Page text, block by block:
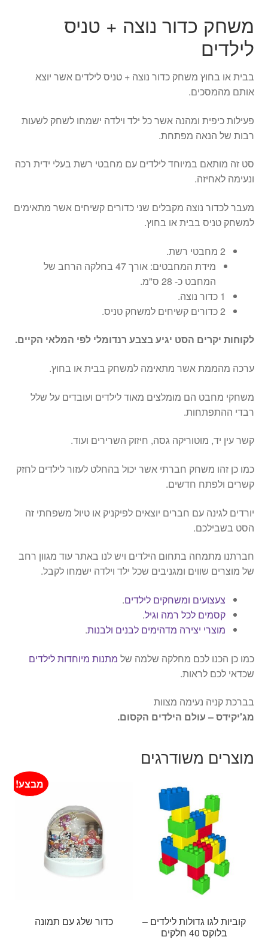
משחק כדור נוצה + טניס
לילדים
בבית או בחוץ משחק כדור נוצה + טניס לילדים אשר יוצא
אותם מהמסכים.
פעילות כיפית ומהנה אשר כל ילד וילדה ישמחו לשחק לשעות
רבות של הנאה מפתחת.
סט זה מותאם במיוחד לילדים עם מחבטי רשת בעלי ידית רכה
ונעימה לאחיזה.
מעבר לכדור נוצה מקבלים שני כדורים קשיחים אשר מתאימים
למשחק טניס בבית או בחוץ.
2 מחבטי רשת.
מידת המחבטים: אורך 47 בחלקה הרחב של
המחבט כ- 28 ס"מ.
1 כדור נוצה.
2 כדורים קשיחים למשחק טניס.
לקוחות יקרים הסט יגיע בצבע רנדומלי לפי המלאי הקיים.
ערכה מהממת אשר מתאימה למשחק בבית או בחוץ.
משחקי מחבט הם מומלצים מאוד לילדים ועובדים על שלל
רבדי ההתפתחות.
קשר עין יד, מוטוריקה גסה, חיזוק השרירים ועוד.
כמו כן זהו משחק חברתי אשר יכול בהחלט לעזור לילדים לחזק
קשרים ולפתח חדשים.
יורדים לגינה עם חברים יוצאים לפיקניק או טיול משפחתי זה
הסט בשבילכם.
חברתנו מתמחה בתחום הילדים ויש לנו באתר עוד מגוון רחב
של מוצרים שווים ומגניבים שכל ילד וילדה ישמחו לקבל.
צעצועים ומשחקים לילדים.
קסמים לכל רמה וגיל.
מוצרי יצירה מדהימים לבנים ולבנות.
כמו כן הכנו לכם מחלקה שלמה של מתנות מיוחדות לילדים
שכדאי לכם לראות.
בברכת קניה נעימה מצוות
מג'יקידס – עולם הילדים הקסום.
מוצרים משודרגים
קוביות לגו גדולות לילדים –
בלוקס 40 חלקים
כדור שלג עם תמונה
מבצע!